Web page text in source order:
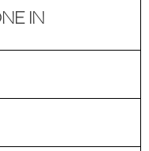
IN